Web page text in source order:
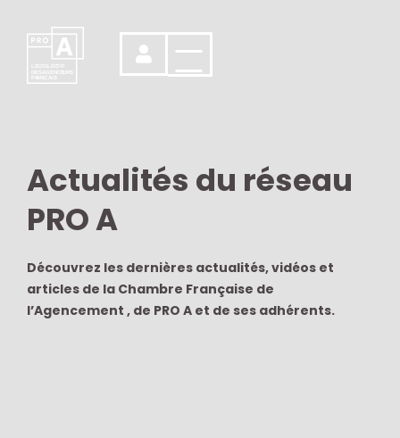
ECT
DES AGENCEU RS
FRA NÇ A
Actualités du réseau
PRO A
Découvrez les dernières actualités, vidéos et
articles de la Chambre Française de
l’Agencement , de PRO A et de ses adhérents.